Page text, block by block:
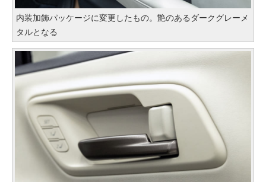
内装加飾パッケージに変更したもの。艶のあるダークグレーメ
タルとなる